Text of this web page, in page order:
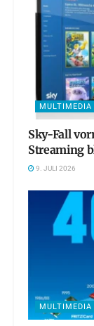
MULTIMEDIA
Sky-Fall
Streaming
9. JULI 2026
MULTIMEDIA